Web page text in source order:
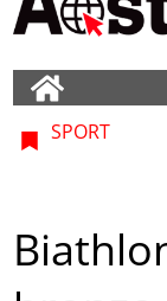
SPORT